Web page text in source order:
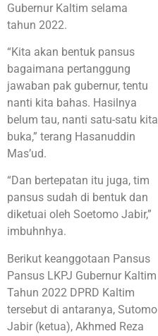
Gubernur Kaltim selama
tahun 2022.
“Kita akan bentuk pansus
bagaimana pertanggung
jawaban pak gubernur, tentu
nanti kita bahas. Hasilnya
belum tau, nanti satu-satu kita
buka,” terang Hasanuddin
Mas’ud.
“Dan bertepatan itu juga, tim
pansus sudah di bentuk dan
diketuai oleh Soetomo Jabir,”
imbuhnhya.
Berikut keanggotaan Pansus
Pansus LKPJ Gubernur Kaltim
Tahun 2022 DPRD Kaltim
tersebut di antaranya, Sutomo
Jabir (ketua), Akhmed Reza